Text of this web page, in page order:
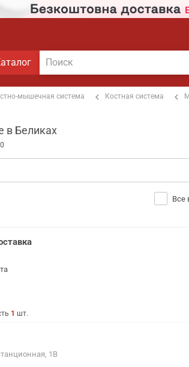
мышечная система Костная система
в Беликах
Все
1 шт.
1В